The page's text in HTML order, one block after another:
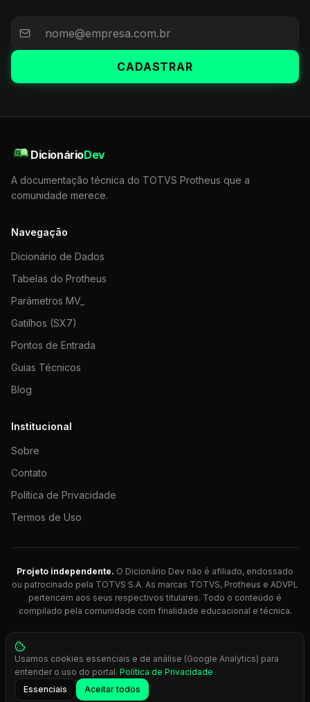
CADASTRAR
DicionárioDev
A documentação técnica do TOTVS Protheus que a
comunidade merece.
Navegação
Dicionário de Dados
Tabelas do Protheus
Parâmetros MV_
Gatilhos (SX7)
Pontos de Entrada
Guias Técnicos
Blog
Institucional
Sobre
Contato
Política de Privacidade
Termos de Uso
Projeto independente. O Dicionário Dev não é afiliado, endossado
ou patrocinado pela TOTVS S.A. As marcas TOTVS, Protheus e ADVPL
pertencem aos seus respectivos titulares. Todo o conteúdo é
compilado pela comunidade com finalidade educacional e técnica.
© 2026 Dicionário Dev. Feito com 💚 para desenvolvedores
Protheus.
Press Ctrl+K
Usamos cookies essenciais e de análise (Google Analytics) para
entender o uso do portal. Política de Privacidade
Essenciais
Aceitar todos